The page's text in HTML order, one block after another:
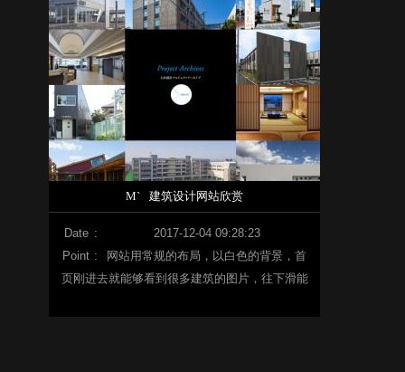
M` 建筑设计网站欣赏
Date :
2017-12-04 09:28:23
Point :
网站用常规的布局，以白色的背景，首
页刚进去就能够看到很多建筑的图片，往下滑能